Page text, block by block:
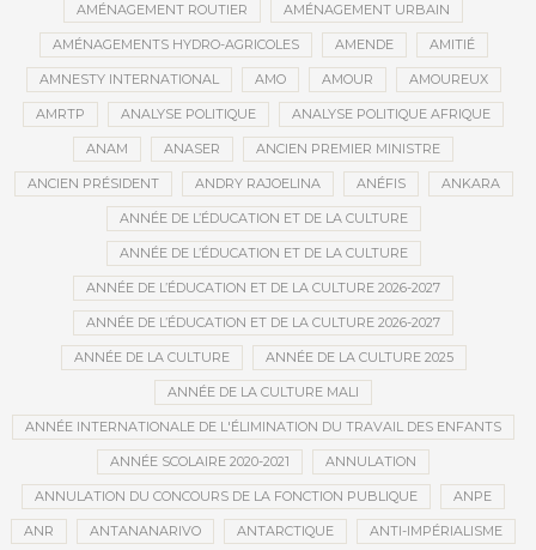
AMÉNAGEMENT ROUTIER AMÉNAGEMENT URBAIN
AMÉNAGEMENTS HYDRO-AGRICOLES AMENDE AMITIÉ
AMNESTY INTERNATIONAL AMO AMOUR AMOUREUX
AMRTP ANALYSE POLITIQUE ANALYSE POLITIQUE AFRIQUE
ANAM ANASER ANCIEN PREMIER MINISTRE
ANCIEN PRÉSIDENT ANDRY RAJOELINA ANÉFIS ANKARA
ANNÉE DE L’ÉDUCATION ET DE LA CULTURE
ANNÉE DE L’ÉDUCATION ET DE LA CULTURE
ANNÉE DE L’ÉDUCATION ET DE LA CULTURE 2026-2027
ANNÉE DE L’ÉDUCATION ET DE LA CULTURE 2026-2027
ANNÉE DE LA CULTURE ANNÉE DE LA CULTURE 2025
ANNÉE DE LA CULTURE MALI
ANNÉE INTERNATIONALE DE L'ÉLIMINATION DU TRAVAIL DES ENFANTS
ANNÉE SCOLAIRE 2020-2021 ANNULATION
ANNULATION DU CONCOURS DE LA FONCTION PUBLIQUE ANPE
ANR ANTANANARIVO ANTARCTIQUE ANTI-IMPÉRIALISME